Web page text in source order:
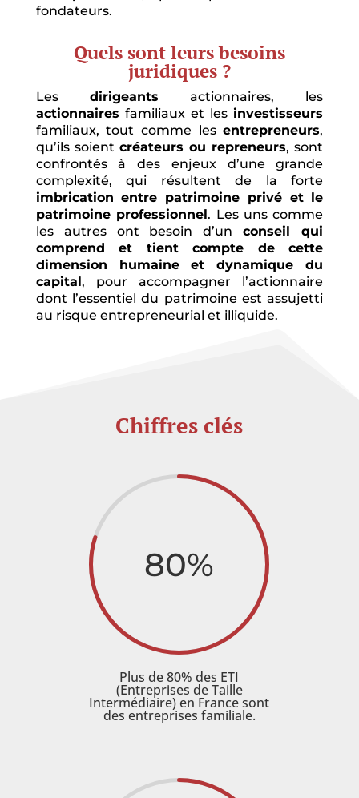
fondateurs.
Quels sont leurs besoins
juridiques ?
Les dirigeants actionnaires, les
actionnaires familiaux et les investisseurs
familiaux, tout comme lesentrepreneurs,
qu’ils soient créateurs ou repreneurs, sont
confrontés à des enjeux d’une grande
complexité, qui résultent de la forte
imbrication entre patrimoine privé et le
patrimoine professionnel. Les uns comme
les autres ont besoin d’unconseil qui
comprend et tient compte de cette
dimension humaine et dynamique du
capital, pour accompagner l’actionnaire
dont l’essentiel du patrimoine est assujetti
au risque entrepreneurial et illiquide.
Chiffres clés
80%
Plus de 80% des ETI
(Entreprises de Taille
Intermédiaire) en France sont
des entreprises familiale.